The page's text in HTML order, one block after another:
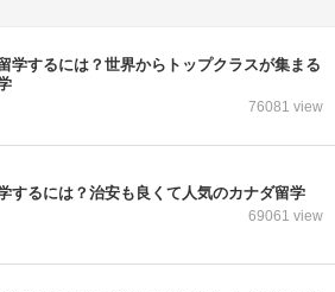
学するには？世界からトップクラスが集まる
76081 view
するには？治安も良くて人気のカナダ留学
69061 view